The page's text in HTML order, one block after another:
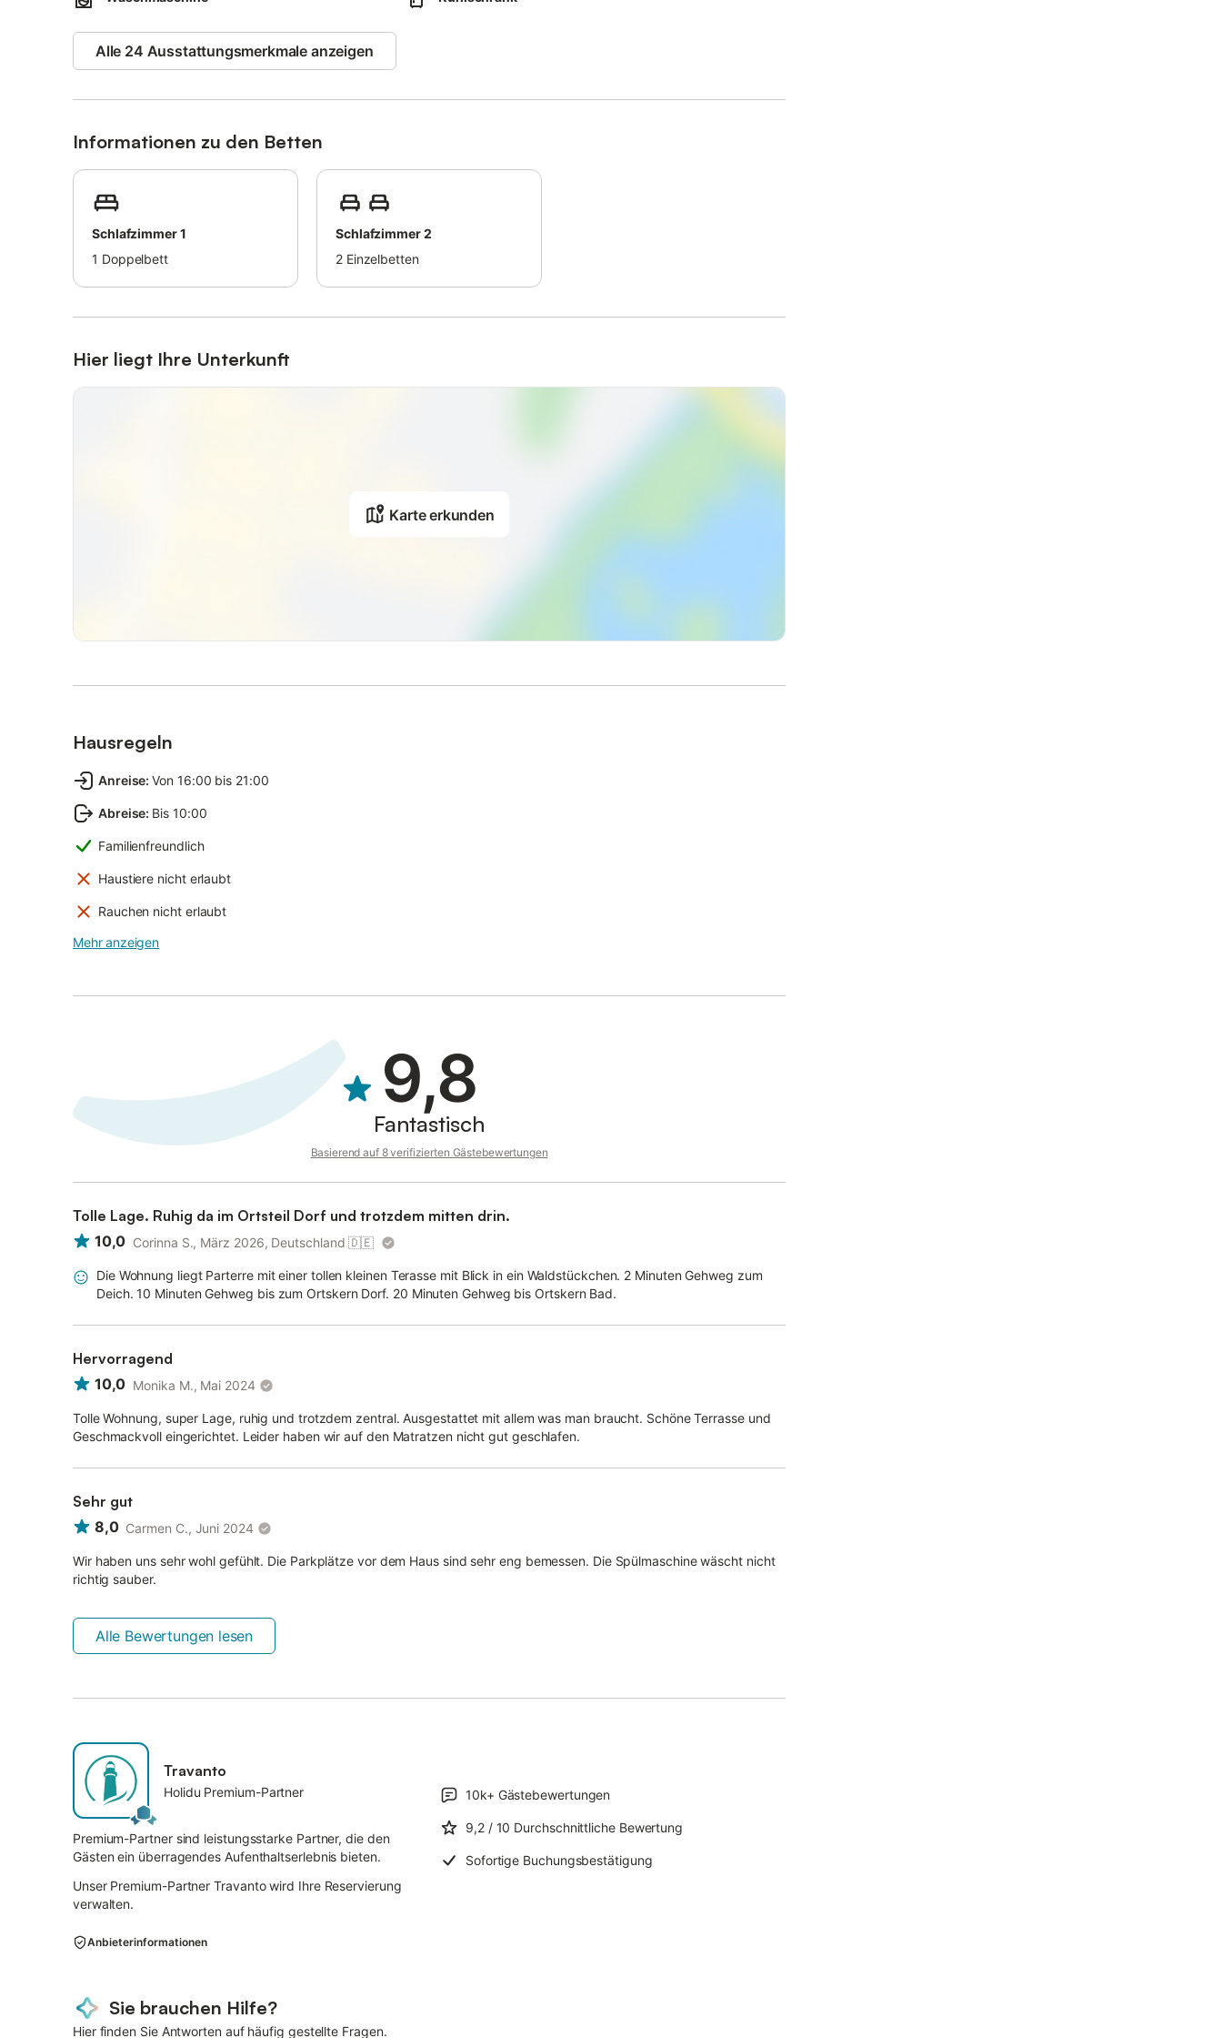
Zu dieser Ferienwohnung gehört ein möblierter Balkon in Südausrichtung. Im Haus stehen gemeinschaftlich nutzbar
Waschmaschine und Trockner (Münzbetrieb) zur Verfügung. Für Ihr Auto gibt es einen zugeordneten Stellplatz (Nr. 10)
auf dem Grundstück.
leisten.
Alle 24 Ausstattungsmerkmale anzeigen
Informationen zu den Betten
Schlafzimmer 1
1 Doppelbett
Schlafzimmer 2
2 Einzelbetten
Hier liegt Ihre Unterkunft
Karte erkunden
Hausregeln
Anreise: Von 16:00 bis 21:00
Abreise: Bis 10:00
Familienfreundlich
Haustiere nicht erlaubt
Rauchen nicht erlaubt
Mehr anzeigen
9,8
Fantastisch
Basierend auf 8 verifizierten Gästebewertungen
Tolle Lage. Ruhig da im Ortsteil Dorf und trotzdem mitten drin.
10,0 Corinna S., März 2026, Deutschland 🇩🇪
Die Wohnung liegt Parterre mit einer tollen kleinen Terasse mit Blick in ein Waldstückchen. 2 Minuten Gehweg zum
Deich. 10 Minuten Gehweg bis zum Ortskern Dorf. 20 Minuten Gehweg bis Ortskern Bad.
Hervorragend
10,0 Monika M., Mai 2024
Tolle Wohnung, super Lage, ruhig und trotzdem zentral. Ausgestattet mit allem was man braucht. Schöne Terrasse und
Geschmackvoll eingerichtet. Leider haben wir auf den Matratzen nicht gut geschlafen.
Sehr gut
8,0 Carmen C., Juni 2024
Wir haben uns sehr wohl gefühlt. Die Parkplätze vor dem Haus sind sehr eng bemessen. Die Spülmaschine wäscht nicht
richtig sauber.
Alle Bewertungen lesen
Travanto
Holidu Premium-Partner
Premium-Partner sind leistungsstarke Partner, die den
Gästen ein überragendes Aufenthaltserlebnis bieten.
Unser Premium-Partner Travanto wird Ihre Reservierung
verwalten.
10k+ Gästebewertungen
9,2 / 10 Durchschnittliche Bewertung
Sofortige Buchungsbestätigung
Anbieterinformationen
Sie brauchen Hilfe?
Hier finden Sie Antworten auf häufig gestellte Fragen.